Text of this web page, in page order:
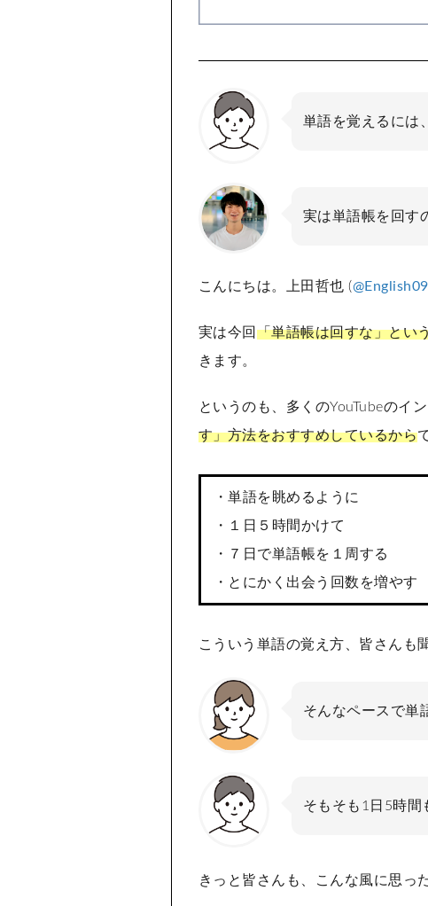
単語を覚えるには
実は単語帳を回す
こんにちは。上田哲也 (
実は今回 「単語帳は回すな」とい
きます。
というのも、多くのYouTubeのイ
す」方法をおすすめしているから
・単語を眺めるように
・１日５時間かけて
・７日で単語帳を１周する
・とにかく出会う回数を増やす
こういう単語の覚え方、皆さんも
そんなペースで単
そもそも1日5時間
きっと皆さんも、こんな風に思っ